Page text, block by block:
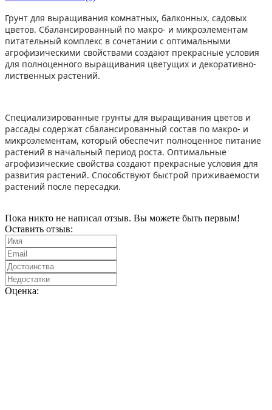
Грунт для выращивания комнатных, балконных, садовых
цветов. Сбалансированный по макро- и микроэлементам
питательный комплекс в сочетании с оптимальными
агрофизическими свойствами создают прекрасные условия
для полноценного выращивания цветущих и декоративно-
лиственных растений.
Специализированные грунты для выращивания цветов и
рассады содержат сбалансированный состав по макро- и
микроэлементам, который обеспечит полноценное питание
растений в начальный период роста. Оптимальные
агрофизические свойства создают прекрасные условия для
развития растений. Способствуют быстрой приживаемости
растений после пересадки.
Пока никто не написал отзыв. Вы можете быть первым!
Оставить отзыв:
Оценка: